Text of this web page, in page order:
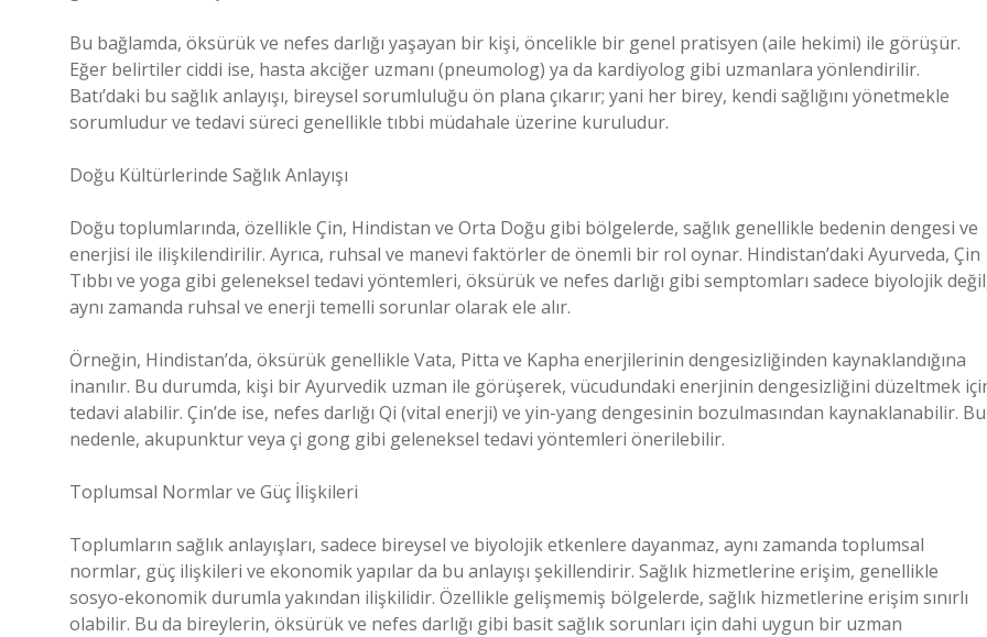
Bu bağlamda, öksürük ve nefes darlığı yaşayan bir kişi, öncelikle bir genel pratisyen (aile hekimi) ile görüşür.
Eğer belirtiler ciddi ise, hasta akciğer uzmanı (pneumolog) ya da kardiyolog gibi uzmanlara yönlendirilir.
Batı’daki bu sağlık anlayışı, bireysel sorumluluğu ön plana çıkarır; yani her birey, kendi sağlığını yönetmekle
sorumludur ve tedavi süreci genellikle tıbbi müdahale üzerine kuruludur.
Doğu Kültürlerinde Sağlık Anlayışı
Doğu toplumlarında, özellikle Çin, Hindistan ve Orta Doğu gibi bölgelerde, sağlık genellikle bedenin dengesi ve
enerjisi ile ilişkilendirilir. Ayrıca, ruhsal ve manevi faktörler de önemli bir rol oynar. Hindistan’daki Ayurveda, Çin
Tıbbı ve yoga gibi geleneksel tedavi yöntemleri, öksürük ve nefes darlığı gibi semptomları sadece biyolojik
aynı zamanda ruhsal ve enerji temelli sorunlar olarak ele alır.
Örneğin, Hindistan’da, öksürük genellikle Vata, Pitta ve Kapha enerjilerinin dengesizliğinden kaynaklandığına
inanılır. Bu durumda, kişi bir Ayurvedik uzman ile görüşerek, vücudundaki enerjinin dengesizliğini düzeltmek
tedavi alabilir. Çin’de ise, nefes darlığı Qi (vital enerji) ve yin-yang dengesinin bozulmasından kaynaklanabilir. Bu
nedenle, akupunktur veya çi gong gibi geleneksel tedavi yöntemleri önerilebilir.
Toplumsal Normlar ve Güç İlişkileri
Toplumların sağlık anlayışları, sadece bireysel ve biyolojik etkenlere dayanmaz, aynı zamanda toplumsal
normlar, güç ilişkileri ve ekonomik yapılar da bu anlayışı şekillendirir. Sağlık hizmetlerine erişim, genellikle
sosyo-ekonomik durumla yakından ilişkilidir. Özellikle gelişmemiş bölgelerde, sağlık hizmetlerine erişim sınırlı
olabilir. Bu da bireylerin, öksürük ve nefes darlığı gibi basit sağlık sorunları için dahi uygun bir uzman